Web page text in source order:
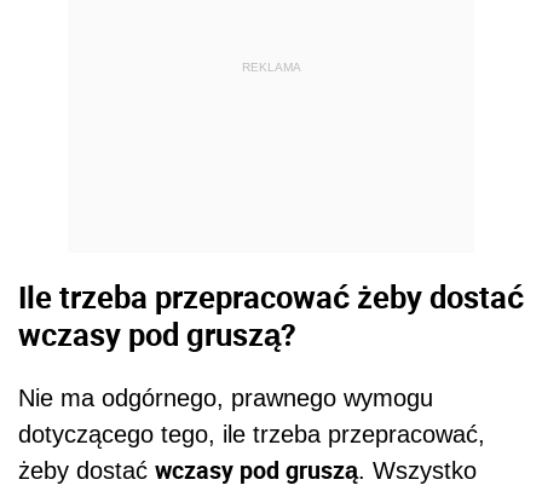
REKLAMA
Ile trzeba przepracować żeby dostać
wczasy pod gruszą?
Nie ma odgórnego, prawnego wymogu
dotyczącego tego, ile trzeba przepracować,
żeby dostać wczasy pod gruszą. Wszystko